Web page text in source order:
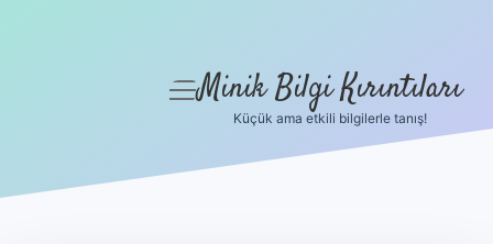
menüyü
Minik Bilgi Kırıntıları
Küçük ama etkili bilgilerle tanış!